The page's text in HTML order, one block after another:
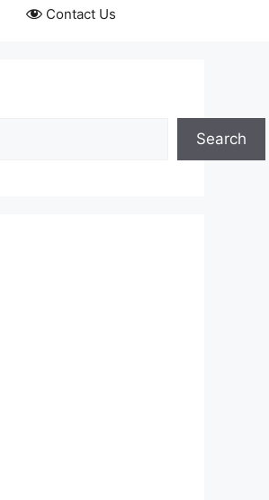
Contact Us
Search